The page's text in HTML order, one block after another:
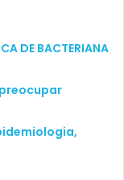
DE BACTERIANA